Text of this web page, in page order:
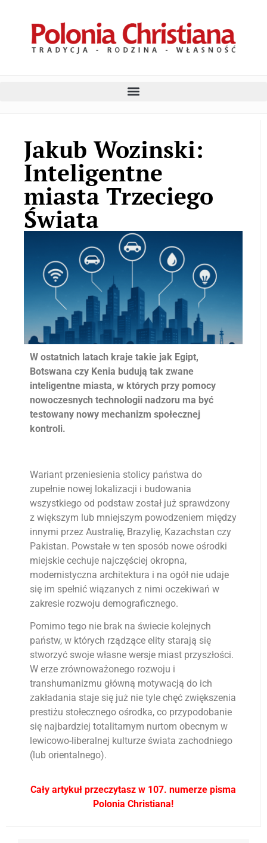
Jakub Wozinski:
Inteligentne
miasta Trzeciego
Świata
W ostatnich latach kraje takie jak Egipt,
Botswana czy Kenia budują tak zwane
inteligentne miasta, w których przy pomocy
nowoczesnych technologii nadzoru ma być
testowany nowy mechanizm społecznej
kontroli.
Wariant przeniesienia stolicy państwa do
zupełnie nowej lokalizacji i budowania
wszystkiego od podstaw został już sprawdzony
z większym lub mniejszym powodzeniem między
innymi przez Australię, Brazylię, Kazachstan czy
Pakistan. Powstałe w ten sposób nowe ośrodki
miejskie cechuje najczęściej okropna,
modernistyczna architektura i na ogół nie udaje
się im spełnić wiązanych z nimi oczekiwań w
zakresie rozwoju demograficznego.
Pomimo tego nie brak na świecie kolejnych
państw, w których rządzące elity starają się
stworzyć swoje własne wersje miast przyszłości.
W erze zrównoważonego rozwoju i
transhumanizmu główną motywacją do ich
zakładania staje się już nie tyle chęć zwiększenia
prestiżu stołecznego ośrodka, co przypodobanie
się najbardziej totalitarnym nurtom obecnym w
lewicowo-liberalnej kulturze świata zachodniego
(lub orientalnego).
Cały artykuł przeczytasz w 107. numerze pisma
Polonia Christiana!